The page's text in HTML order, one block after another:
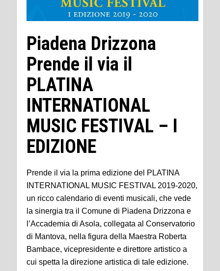
Piadena Drizzona
Prende il via il
PLATINA
INTERNATIONAL
MUSIC FESTIVAL – I
EDIZIONE
Prende il via la prima edizione del PLATINA
INTERNATIONAL MUSIC FESTIVAL 2019-2020,
un ricco calendario di eventi musicali, che vede
la sinergia tra il Comune di Piadena Drizzona e
l’Accademia di Asola, collegata al Conservatorio
di Mantova, nella figura della Maestra Roberta
Bambace, vicepresidente e direttore artistico a
cui spetta la direzione artistica di tale edizione.